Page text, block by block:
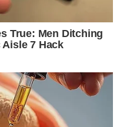
True: Men Ditching
7 Hack